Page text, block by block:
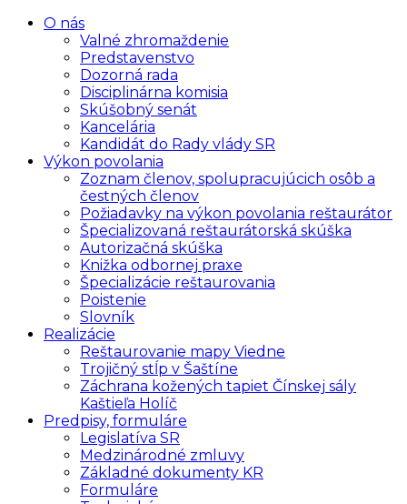
O nás
Valné zhromaždenie
Predstavenstvo
Dozorná rada
Disciplinárna komisia
Skúšobný senát
Kancelária
Kandidát do Rady vlády SR
Výkon povolania
Zoznam členov, spolupracujúcich osôb a
čestných členov
Požiadavky na výkon povolania reštaurátor
Špecializovaná reštaurátorská skúška
Autorizačná skúška
Knižka odbornej praxe
Špecializácie reštaurovania
Poistenie
Slovník
Realizácie
Reštaurovanie mapy Viedne
Trojičný stĺp v Šaštíne
Záchrana kožených tapiet Čínskej sály
Kaštieľa Holíč
Predpisy, formuláre
Legislatíva SR
Medzinárodné zmluvy
Základné dokumenty KR
Formuláre